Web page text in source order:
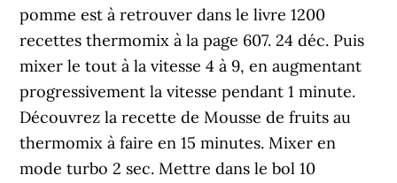
pomme est à retrouver dans le livre 1200
recettes thermomix à la page 607. 24 déc. Puis
mixer le tout à la vitesse 4 à 9, en augmentant
progressivement la vitesse pendant 1 minute.
Découvrez la recette de Mousse de fruits au
thermomix à faire en 15 minutes. Mixer en
mode turbo 2 sec. Mettre dans le bol 10